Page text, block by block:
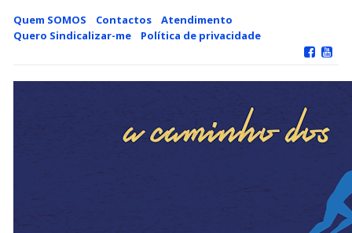
Skip
content
Quem SOMOS Contactos
Atendimento
Quero Sindicalizar-me
Política de privacidade